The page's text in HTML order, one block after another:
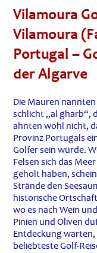
Vilamoura
Vilamoura
Portugal –
der Algarve
Die Mauren
schlicht „al gharb“,
ahnten wohl nicht,
Provinz Portugals
Golfer sein würde.
Felsen sich das
geholt haben,
Strände den
historische
wo es nach Wein
Pinien und Oliven
Entdeckung warten,
beliebteste Golf-